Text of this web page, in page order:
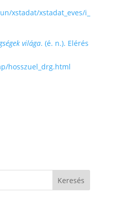
xstadat/xstadat_eves/i_
világa. (é. n.). Elérés
hosszuel_drg.html